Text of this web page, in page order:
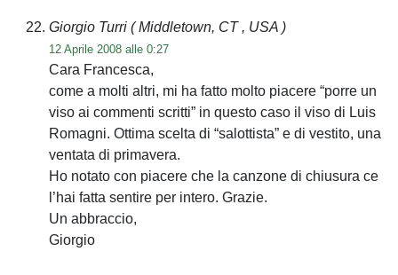
Giorgio Turri ( Middletown, CT , USA )
12 Aprile 2008 alle 0:27
Cara Francesca,
come a molti altri, mi ha fatto molto piacere “porre un
viso ai commenti scritti” in questo caso il viso di Luis
Romagni. Ottima scelta di “salottista” e di vestito, una
ventata di primavera.
Ho notato con piacere che la canzone di chiusura ce
l’hai fatta sentire per intero. Grazie.
Un abbraccio,
Giorgio